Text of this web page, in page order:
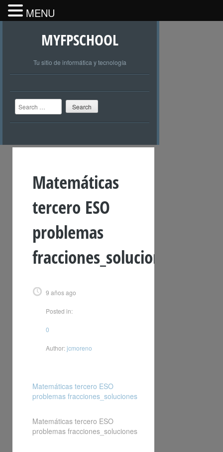
MYFPSCHOOL
Tu sitio de informática y tecnología
Search
Matemáticas
tercero ESO
problemas
fracciones_soluciones
9 años ago
Posted in:
0
Author:jcmoreno
Matemáticas tercero ESO
problemas fracciones_soluciones
Matemáticas tercero ESO
problemas fracciones_soluciones
MENU